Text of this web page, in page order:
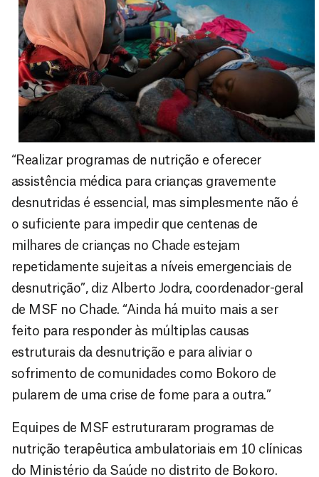
“Realizar programas de nutrição e oferecer
assistência médica para crianças gravemente
desnutridas é essencial, mas simplesmente não é
o suficiente para impedir que centenas de
milhares de crianças no Chade estejam
repetidamente sujeitas a níveis emergenciais de
desnutrição”, diz Alberto Jodra, coordenador-geral
de MSF no Chade. “Ainda há muito mais a ser
feito para responder às múltiplas causas
estruturais da desnutrição e para aliviar o
sofrimento de comunidades como Bokoro de
pularem de uma crise de fome para a outra.”
Equipes de MSF estruturaram programas de
nutrição terapêutica ambulatoriais em 10 clínicas
do Ministério da Saúde no distrito de Bokoro.